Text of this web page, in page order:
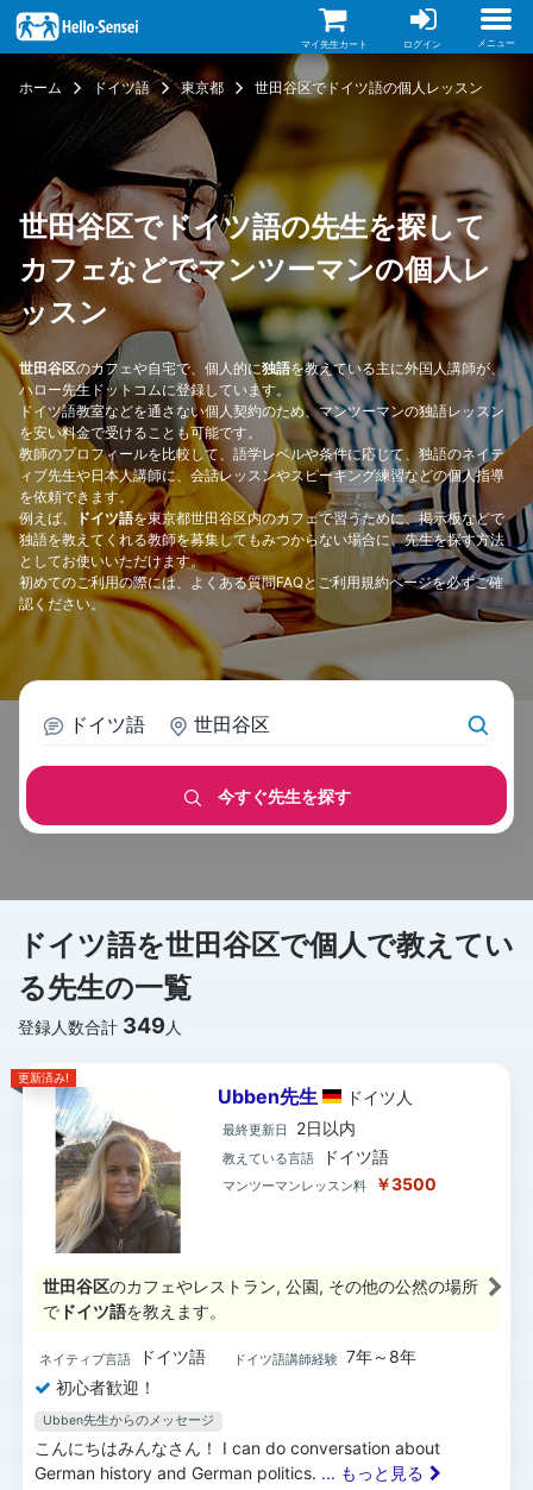
イ
ン
コ
マイ先生カート ログイン メニュー
ホーム ドイツ語 東京都 世田谷区でドイツ語の個人レッスン
世田谷区でドイツ語の先生を探して
カフェなどでマンツーマンの個人レ
ッスン
世田谷区のカフェや自宅で、個人的に独語を教えている主に外国人講師が、
ハロー先生ドットコムに登録しています。
ドイツ語教室などを通さない個人契約のため、マンツーマンの独語レッスン
を安い料金で受けることも可能です。
教師のプロフィールを比較して、語学レベルや条件に応じて、独語のネイテ
ィブ先生や日本人講師に、会話レッスンやスピーキング練習などの個人指導
を依頼できます。
例えば、
ドイツ語を東京都世田谷区内のカフェで習うために、掲示板などで
独語を教えてくれる教師を募集してもみつからない場合に、先生を探す方法
としてお使いいただけます。
初めてのご利用の際には、 よくある質問FAQと ご利用規約ページを必ずご確
認ください。
ドイツ語 世田谷区
今すぐ先生を探す
ドイツ語を世田谷区で個人で教えてい
る先生の一覧
登録人数合計 349 人
更新済み!
Ubben先生 ドイツ 人
最終更新日 2日以内
教えている言語 ドイツ語
マンツーマンレッスン料 ￥3500
世田谷区のカフェやレストラン, 公園, その他の公然の場所
で ドイツ語を教えます。
ネイティブ言語 ドイツ語 ドイツ語講師経験 7年～8年
初心者歓迎！
Ubben先生からのメッセージ
こんにちはみんなさん！ I can do conversation about
German history and German politics. ... もっと見る